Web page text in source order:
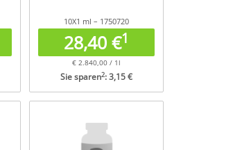
10X1 ml – 1750720
28,40 €1
€ 2.840,00 / 1l
Sie sparen2: 3,15 €